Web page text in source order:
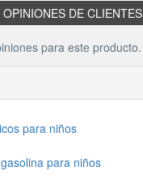
OPINIONES DE CLIENTES
para este producto.
para niños
para niños